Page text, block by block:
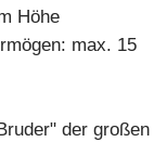
Höhe
max. 15
der großen